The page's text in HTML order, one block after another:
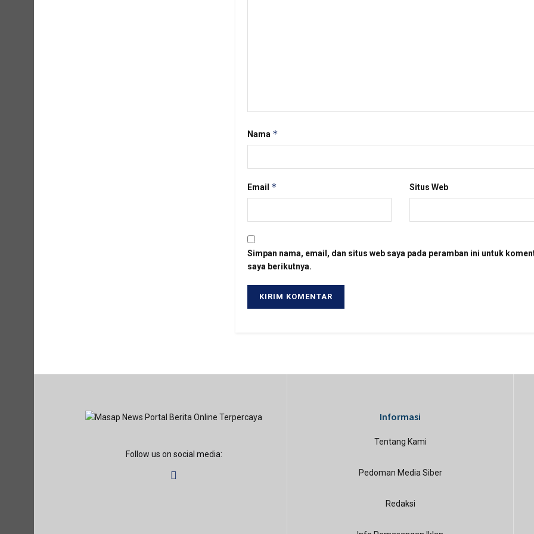
Nama *
Email * Situs Web
Simpan nama, email, dan situs web saya pada peramban ini untuk
saya berikutnya.
Follow us on social media:
Informasi
Tentang Kami
Pedoman Media Siber
Redaksi